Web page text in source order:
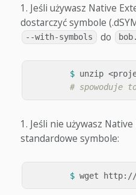
Jeśli używasz Native
dostarczyć symbole
--with-symbols do
$ unzip
# spowoduje
Jeśli nie używasz
standardowe symbole:
$